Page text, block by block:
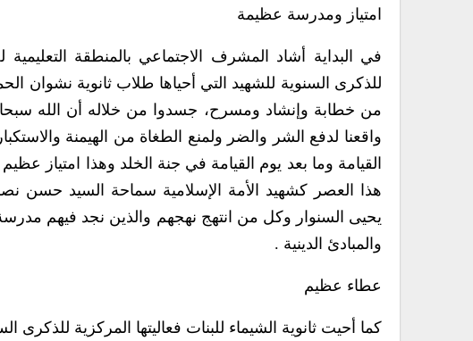
امتياز ومدرسة عظيمة
في البداية أشاد المشرف الاجتماعي بالمنطقة
للذكرى السنوية للشهيد التي أحياها طلاب ثانوية نشوان
من خطابة وإنشاد ومسرح، جسدوا من خلاله أن الله
واقعنا لدفع الشر والضر ولمنع الطغاة من الهيمنة
القيامة وما بعد يوم القيامة في جنة الخلد وهذا امتياز
هذا العصر كشهيد الأمة الإسلامية سماحة السيد حسن
يحيى السنوار وكل من انتهج نهجهم والذين نجد فيهم
والمبادئ الدينية .
عطاء عظيم
كما أحيت ثانوية الشيماء للبنات فعاليتها المركزية